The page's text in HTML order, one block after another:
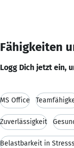
Fähigkeiten
Logg Dich jetzt ein,
MS Office
Zuverlässigkeit
Belastbarkeit in